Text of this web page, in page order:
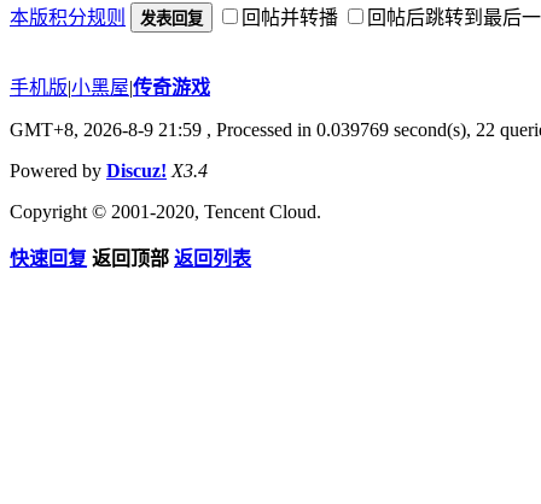
本版积分规则 发表回复 回帖并转播 回帖后跳转到最后
手机版|小黑屋|传奇游戏
GMT+8, 2026-8-9 21:59 , Processed in 0.039769 second(s), 22
Powered by Discuz! X3.4
Copyright © 2001-2020, Tencent Cloud.
快速回复 返回顶部 返回列表